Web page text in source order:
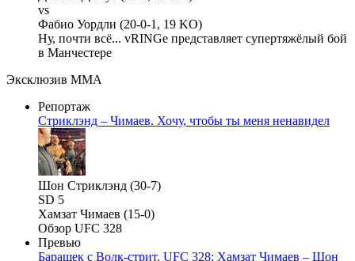
vs
Фабио Уордли (20-0-1, 19 KO)
Ну, почти всё... vRINGe представляет супертяжёлый бой
в Манчестере
Эксклюзив ММА
Репортаж
Стриклэнд – Чимаев. Хочу, чтобы ты меня ненавидел
Шон Стриклэнд (30-7)
SD 5
Хамзат Чимаев (15-0)
Обзор UFC 328
Превью
Барашек с Волк-стрит. UFC 328: Хамзат Чимаев – Шон